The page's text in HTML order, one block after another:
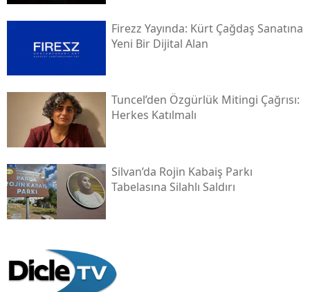
Firezz Yayında: Kürt Çağdaş Sanatına
Yeni Bir Dijital Alan
Tuncel’den Özgürlük Mitingi Çağrısı:
Herkes Katılmalı
Silvan’da Rojin Kabaiş Parkı
Tabelasına Silahlı Saldırı